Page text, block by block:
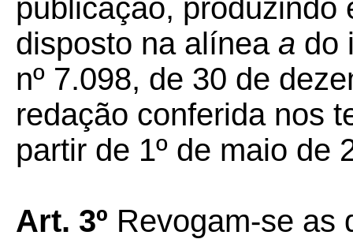
publicação, produzindo
disposto na alínea a do
nº 7.098, de 30 de
redação conferida nos
partir de 1º de maio de
Art. 3º Revogam-se as